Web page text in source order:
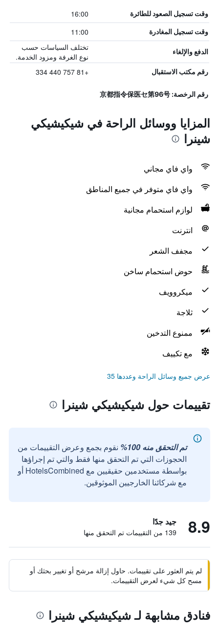
وقت تسجيل الصعود للطائرة 16:00
وقت تسجيل المغادرة 11:00
الدفع والإلغاء
تختلف السياسات حسب
نوع الغرفة ومزود الخدمة.
رقم مكتب الاستقبال +81 757 440 334
رقم الرخصة: 京都指令保医セ第96号
المزايا ووسائل الراحة في شيكيشيكي
شينرا
واي فاي مجاني
واي فاي متوفر في جميع المناطق
لوازم استحمام مجانية
انترنت
مجفف الشعر
حوض استحمام ساخن
ميكروويف
ثلاجة
ممنوع التدخين
مع تكييف
عرض جميع وسائل الراحة وعددها 35
تقييمات حول شيكيشيكي شينرا
تم التحقق منه 100%
نقوم بجمع وعرض التقييمات من
الحجوزات التي تم التحقق منها فقط والتي تم إجراؤها
بواسطة مستخدمين حقيقيين مع HotelsCombined أو
مع شركائنا الخارجيين الموثوقين.
8.9 جيد جدًا
139 من التقييمات تم التحقق منها
لم يتم العثور على تقييمات. حاول إزالة مرشح أو تغيير بحثك أو
مسح كل شيء لعرض التقييمات.
فنادق مشابهة لـ شيكيشيكي شينرا